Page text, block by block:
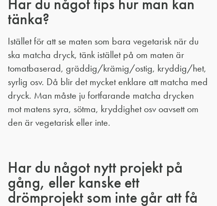
Har du något tips hur man kan
tänka?
Istället för att se maten som bara vegetarisk när du
ska matcha dryck, tänk istället på om maten är
tomatbaserad, gräddig/krämig/ostig, kryddig/het,
syrlig osv. Då blir det mycket enklare att matcha med
dryck. Man måste ju fortfarande matcha drycken
mot matens syra, sötma, kryddighet osv oavsett om
den är vegetarisk eller inte.
Har du något nytt projekt på
gång, eller kanske ett
drömprojekt som inte går att få